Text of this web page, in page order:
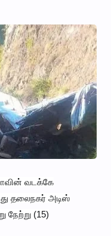
வடக்கே
தலைநகர் அடிஸ்
(15)